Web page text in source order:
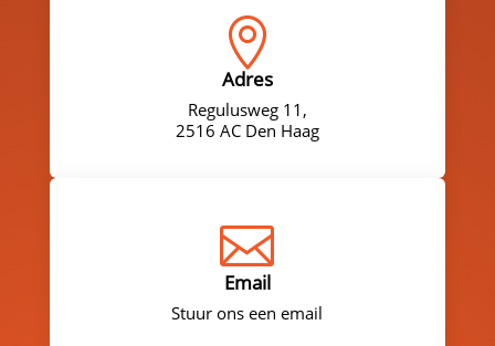

Adres
Regulusweg 11,
2516 AC Den Haag

Email
Stuur ons een email